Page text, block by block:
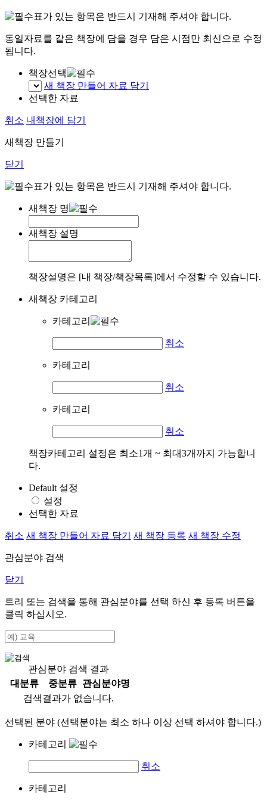
표가 있는 항목은 반드시 기재해 주셔야 합니다.
동일자료를 같은 책장에 담을 경우 담은 시점만 최신으로 수정
됩니다.
책장선택
새 책장 만들어 자료 담기
선택한 자료
취소 내책장에 담기
새책장 만들기
닫기
표가 있는 항목은 반드시 기재해 주셔야 합니다.
새책장 명
새책장 설명
책장설명은 [내 책장/책장목록]에서 수정할 수 있습니다.
새책장 카테고리
카테고리
취소
카테고리
취소
카테고리
취소
책장카테고리 설정은 최소1개 ~ 최대3개까지 가능합니
다.
Default 설정
설정
선택한 자료
취소 새 책장 만들어 자료 담기 새 책장 등록 새 책장 수정
관심분야 검색
닫기
트리 또는 검색을 통해 관심분야를 선택 하신 후 등록 버튼을
클릭 하십시오.
관심분야 검색 결과
대분류
중분류
관심분야명
검색결과가 없습니다.
선택된 분야 (선택분야는 최소 하나 이상 선택 하셔야 합니다.)
카테고리
취소
카테고리